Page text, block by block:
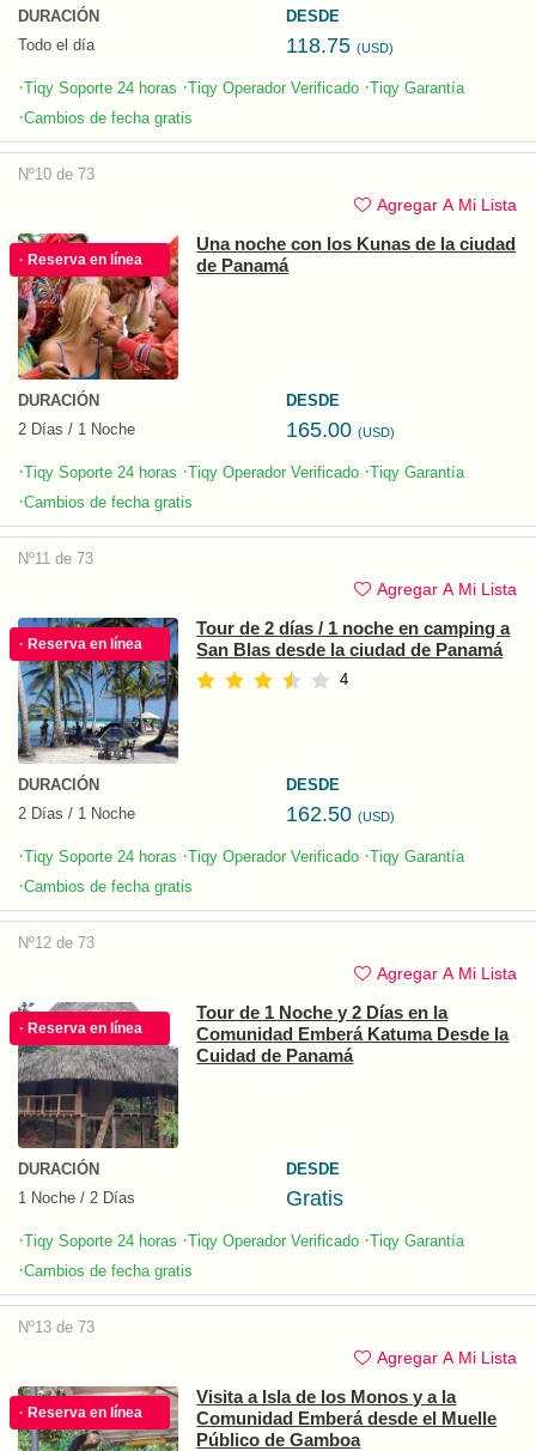
DURACIÓN
Todo el día
DESDE
118.75 (USD)
·Tiqy Soporte 24 horas ·Tiqy Operador Verificado ·Tiqy Garantía
·Cambios de fecha gratis
Nº10 de 73
Agregar A Mi Lista
· Reserva en línea
Una noche con los Kunas de la ciudad
de Panamá
DURACIÓN
2 Días / 1 Noche
DESDE
165.00 (USD)
·Tiqy Soporte 24 horas ·Tiqy Operador Verificado ·Tiqy Garantía
·Cambios de fecha gratis
Nº11 de 73
Agregar A Mi Lista
· Reserva en línea
Tour de 2 días / 1 noche en camping a
San Blas desde la ciudad de Panamá
4
DURACIÓN
2 Días / 1 Noche
DESDE
162.50 (USD)
·Tiqy Soporte 24 horas ·Tiqy Operador Verificado ·Tiqy Garantía
·Cambios de fecha gratis
Nº12 de 73
Agregar A Mi Lista
· Reserva en línea
Tour de 1 Noche y 2 Días en la
Comunidad Emberá Katuma Desde la
Cuidad de Panamá
DURACIÓN
1 Noche / 2 Días
DESDE
Gratis
·Tiqy Soporte 24 horas ·Tiqy Operador Verificado ·Tiqy Garantía
·Cambios de fecha gratis
Nº13 de 73
Agregar A Mi Lista
· Reserva en línea
Visita a Isla de los Monos y a la
Comunidad Emberá desde el Muelle
Público de Gamboa